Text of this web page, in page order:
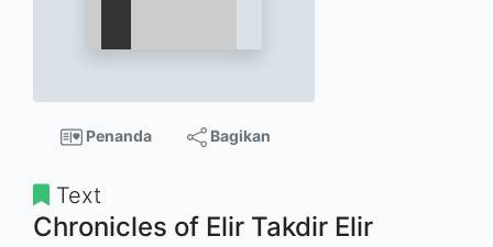
Penanda Bagikan
Text
Chronicles of Elir Takdir Elir